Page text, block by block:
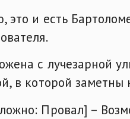
это и есть
с лучезарной
в которой заметны
Провал] –